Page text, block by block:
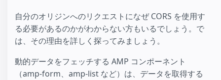
自分のオリジンへのリクエストになぜ CORS を使用す
る必要があるのかがわからない方もいるでしょう。で
は、その理由を詳しく探ってみましょう。
動的データをフェッチする AMP コンポーネント
（amp-form、amp-list など）は、データを取得する